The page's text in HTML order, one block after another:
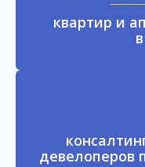
квартир и
девелоперов